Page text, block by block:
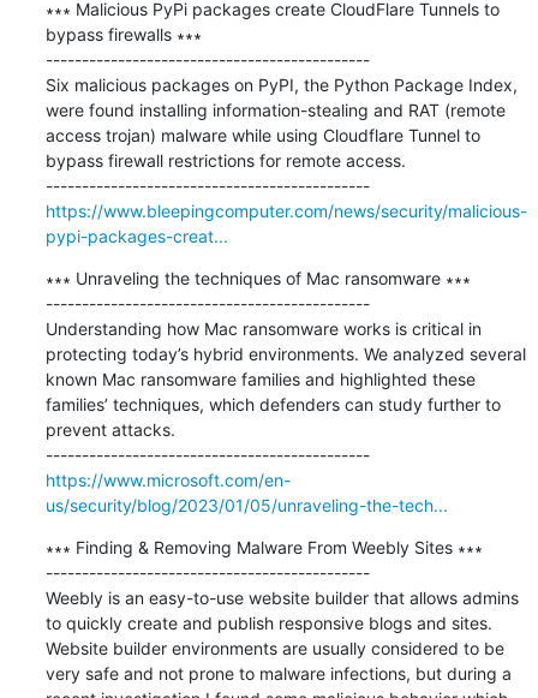
∗∗∗ Malicious PyPi packages create CloudFlare Tunnels to
bypass firewalls ∗∗∗
---------------------------------------------
Six malicious packages on PyPI, the Python Package Index,
were found installing information-stealing and RAT (remote
access trojan) malware while using Cloudflare Tunnel to
bypass firewall restrictions for remote access.
---------------------------------------------
https://www.bleepingcomputer.com/news/security/malicious-
pypi-packages-creat...
∗∗∗ Unraveling the techniques of Mac ransomware ∗∗∗
---------------------------------------------
Understanding how Mac ransomware works is critical in
protecting today’s hybrid environments. We analyzed several
known Mac ransomware families and highlighted these
families’ techniques, which defenders can study further to
prevent attacks.
---------------------------------------------
https://www.microsoft.com/en-
us/security/blog/2023/01/05/unraveling-the-tech...
∗∗∗ Finding & Removing Malware From Weebly Sites ∗∗∗
---------------------------------------------
Weebly is an easy-to-use website builder that allows admins
to quickly create and publish responsive blogs and sites.
Website builder environments are usually considered to be
very safe and not prone to malware infections, but during a